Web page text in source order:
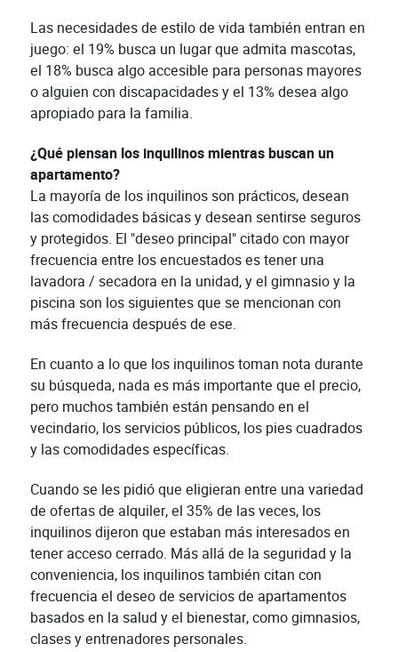
Las necesidades de estilo de vida también entran en
juego: el 19% busca un lugar que admita mascotas,
el 18% busca algo accesible para personas mayores
o alguien con discapacidades y el 13% desea algo
apropiado para la familia.
¿Qué piensan los inquilinos mientras buscan un
apartamento?
La mayoría de los inquilinos son prácticos, desean
las comodidades básicas y desean sentirse seguros
y protegidos. El "deseo principal" citado con mayor
frecuencia entre los encuestados es tener una
lavadora / secadora en la unidad, y el gimnasio y la
piscina son los siguientes que se mencionan con
más frecuencia después de ese.
En cuanto a lo que los inquilinos toman nota durante
su búsqueda, nada es más importante que el precio,
pero muchos también están pensando en el
vecindario, los servicios públicos, los pies cuadrados
y las comodidades específicas.
Cuando se les pidió que eligieran entre una variedad
de ofertas de alquiler, el 35% de las veces, los
inquilinos dijeron que estaban más interesados en
tener acceso cerrado. Más allá de la seguridad y la
conveniencia, los inquilinos también citan con
frecuencia el deseo de servicios de apartamentos
basados en la salud y el bienestar, como gimnasios,
clases y entrenadores personales.